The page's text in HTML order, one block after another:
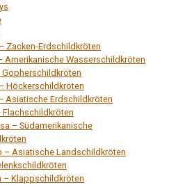
Zacken-Erdschildkröten
Amerikanische Wasserschildkröten
Höckerschildkröten
Asiatische Erdschildkröten
– Südamerikanische
– Asiatische Landschildkröten
– Klappschildkröten